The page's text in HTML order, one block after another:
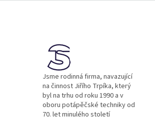
Jsme rodinná firma, navazující
na činnost Jiřího Trpíka, který
byl na trhu od roku 1990 a v
oboru potápěčské techniky od
70. let minulého století